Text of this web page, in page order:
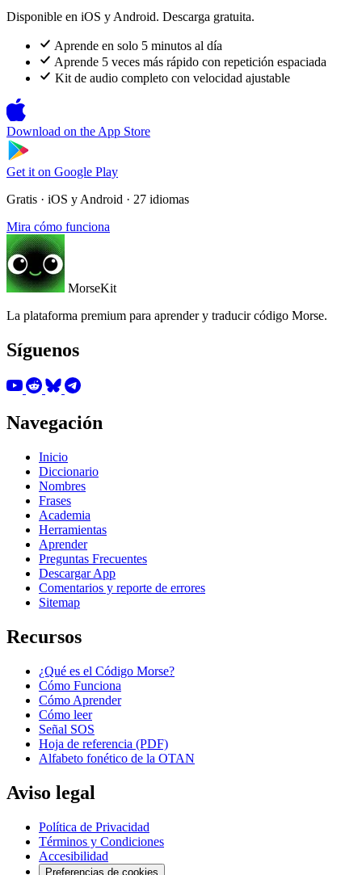
Disponible en iOS y Android. Descarga gratuita.
Aprende en solo 5 minutos al día
Aprende 5 veces más rápido con repetición espaciada
Kit de audio completo con velocidad ajustable
Download on the App Store
Get it on Google Play
Gratis · iOS y Android · 27 idiomas
Mira cómo funciona
MorseKit
La plataforma premium para aprender y traducir código Morse.
Síguenos
Navegación
Inicio
Diccionario
Nombres
Frases
Academia
Herramientas
Aprender
Preguntas Frecuentes
Descargar App
Comentarios y reporte de errores
Sitemap
Recursos
¿Qué es el Código Morse?
Cómo Funciona
Cómo Aprender
Cómo leer
Señal SOS
Hoja de referencia (PDF)
Alfabeto fonético de la OTAN
Aviso legal
Política de Privacidad
Términos y Condiciones
Accesibilidad
Preferencias de cookies